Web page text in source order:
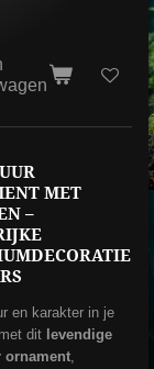
MET
–
en karakter in je
dit levendige
ornament,